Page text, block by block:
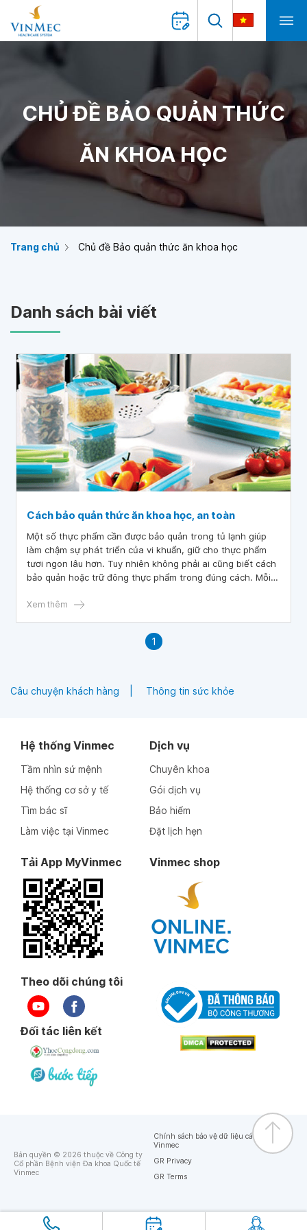
CHỦ ĐỀ BẢO QUẢN THỨC
ĂN KHOA HỌC
Trang chủ Chủ đề Bảo quản thức ăn khoa học
Danh sách bài viết
Cách bảo quản thức ăn khoa học, an toàn
Một số thực phẩm cần được bảo quản trong tủ lạnh giúp
làm chậm sự phát triển của vi khuẩn, giữ cho thực phẩm
tươi ngon lâu hơn. Tuy nhiên không phải ai cũng biết cách
bảo quản hoặc trữ đông thực phẩm trong đúng cách. Mỗi
đông.
Xem thêm
1
Câu chuyện khách hàng Thông tin sức khỏe
Hệ thống Vinmec
Tầm nhìn sứ mệnh
Hệ thống cơ sở y tế
Tìm bác sĩ
Làm việc tại Vinmec
Dịch vụ
Chuyên khoa
Gói dịch vụ
Bảo hiểm
Đặt lịch hẹn
Tải App MyVinmec Vinmec shop
Theo dõi chúng tôi
Đối tác liên kết
Bản quyền © 2026 thuộc về Công ty
Cổ phần Bệnh viện Đa khoa Quốc tế
Vinmec
Chính sách bảo vệ dữ liệu cá nhân của
Vinmec
GR Privacy
GR Terms